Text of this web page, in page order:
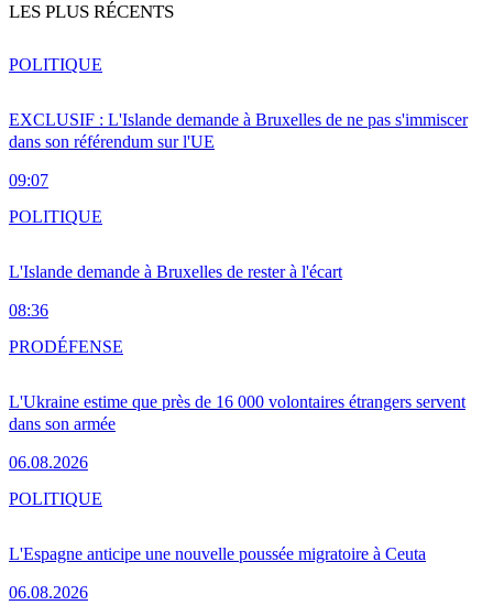
LES PLUS RÉCENTS
EXCLUSIF : L'Islande demande à Bruxelles de ne pas s'immiscer
dans son référendum sur l'UE
09:07
POLITIQUE
L'Islande demande à Bruxelles de rester à l'écart
08:36
POLITIQUE
L'Ukraine estime que près de 16 000 volontaires étrangers servent
dans son armée
06.08.2026
PRODÉFENSE
L'Espagne anticipe une nouvelle poussée migratoire à Ceuta
06.08.2026
POLITIQUE